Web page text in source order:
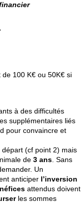
100 K€ ou 50K€ si
à des difficultés
supplémentaires liés
pour convaincre et
départ (cf point 2) mais
de 3 ans . Sans
Un
anticiper l’inversion
attendus doivent
les sommes